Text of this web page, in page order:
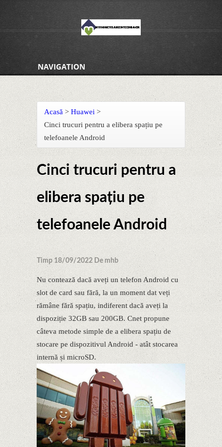
NAVIGATION
Acasă > Huawei >
Cinci trucuri pentru a elibera spațiu pe
telefoanele Android
Cinci trucuri pentru a
elibera spațiu pe
telefoanele Android
Timp 18/09/2022 De mhb
Nu contează dacă aveți un telefon Android cu
slot de card sau fără, la un moment dat veți
rămâne fără spațiu, indiferent dacă aveți la
dispoziție 32GB sau 200GB. Cnet propune
câteva metode simple de a elibera spațiu de
stocare pe dispozitivul Android - atât stocarea
internă și microSD.